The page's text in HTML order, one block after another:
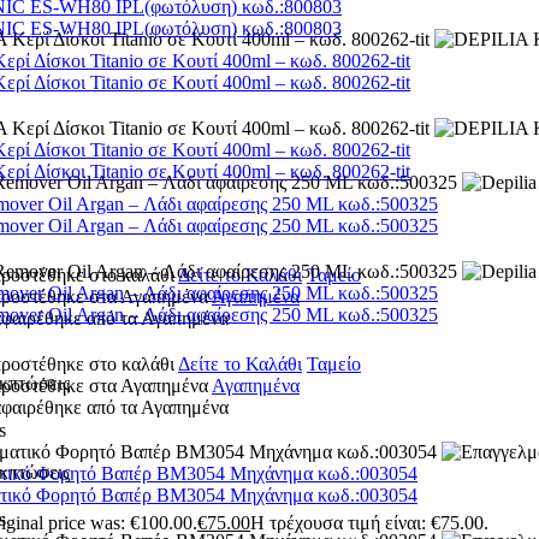
Δίσκοι Titanio σε Κουτί 400ml – κωδ. 800262-tit
Δίσκοι Titanio σε Κουτί 400ml – κωδ. 800262-tit
Oil Argan – Λάδι αφαίρεσης 250 ML κωδ.:500325
Oil Argan – Λάδι αφαίρεσης 250 ML κωδ.:500325
στο καλάθιΔείτε το Καλάθι Ταμείο
στα ΑγαπημέναΑγαπημένα
από τα Αγαπημένα
Φορητό Βαπέρ BM3054 Μηχάνημα κωδ.:003054
Φορητό Βαπέρ BM3054 Μηχάνημα κωδ.:003054
price was: €100.00.€75.00Η τρέχουσα τιμή είναι: €75.00.
ES-WH80 IPL(φωτόλυση) κωδ.:800803
ES-WH80 IPL(φωτόλυση) κωδ.:800803
Δίσκοι Titanio σε Κουτί 400ml – κωδ. 800262-tit
Δίσκοι Titanio σε Κουτί 400ml – κωδ. 800262-tit
Oil Argan – Λάδι αφαίρεσης 250 ML κωδ.:500325
Oil Argan – Λάδι αφαίρεσης 250 ML κωδ.:500325
στο καλάθι Δείτε το Καλάθι Ταμείο
στα Αγαπημένα Αγαπημένα
από τα Αγαπημένα